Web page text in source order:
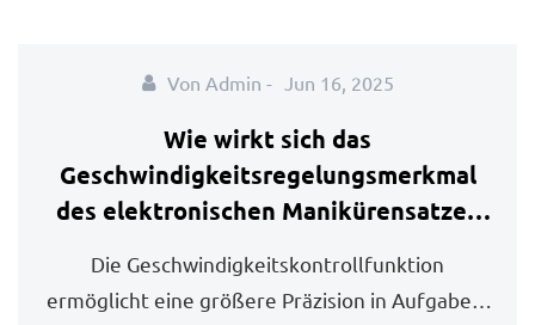
Von Admin - Jun 16, 2025
Wie wirkt sich das
Geschwindigkeitsregelungsmerkmal
des elektronischen Manikürensatzes
Nagelpflegeaufgaben aus?
Die Geschwindigkeitskontrollfunktion
ermöglicht eine größere Präzision in Aufgaben,